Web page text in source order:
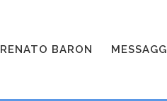
RENATO BARON